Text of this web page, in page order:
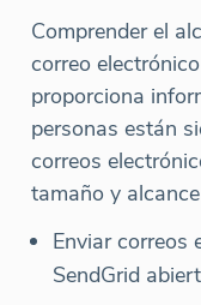
Comprender el
correo
proporciona
personas están
correos
tamaño y
Enviar correos
SendGrid